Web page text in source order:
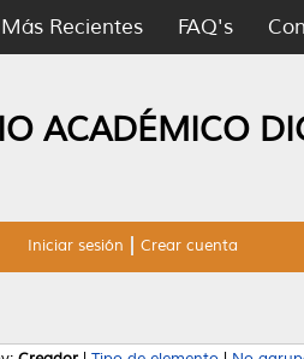
Más Recientes FAQ's
ACADÉMICO
Iniciar sesión Crear cuenta